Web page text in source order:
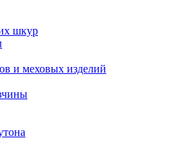
шкур
и меховых изделий